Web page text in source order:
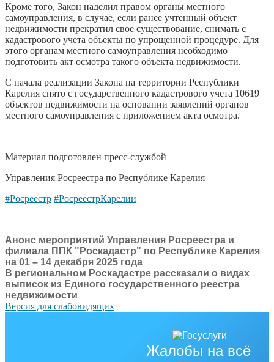
Кроме того, Закон наделил правом органы местного
самоуправления, в случае, если ранее учтенный объект
недвижимости прекратил свое существование, снимать с
кадастрового учета объекты по упрощенной процедуре. Для
этого органам местного самоуправления необходимо
подготовить акт осмотра такого объекта недвижимости.
С начала реализации Закона на территории Республики
Карелия снято с государственного кадастрового учета 10619
объектов недвижимости на основании заявлений органов
местного самоуправления с приложением акта осмотра.
Материал подготовлен пресс-службой
Управления Росреестра по Республике Карелия
#Росреестр #РосреестрКарелии
Анонс мероприятий Управления Росреестра и
филиала ППК "Роскадастр" по Республике Карелия
на 01 – 14 декабря 2025 года
В региональном Роскадастре рассказали о видах
выписок из Единого государственного реестра
недвижимости
Версия для слабовидящих
Жалобы на всё